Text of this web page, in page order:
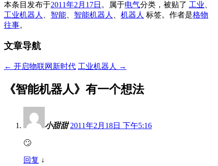
本条目发布于2011年2月17日 。属于电气分类，被贴了 工业
工业机器人
智能 智能机器人 机器人 标签。 作者是格物
往事。
文章导航
← 开启物联网新时代 工业机器人 →
《智能机器人》有一个想法
小甜甜 2011年2月18日 下午5:16
🙄
回复 ↓